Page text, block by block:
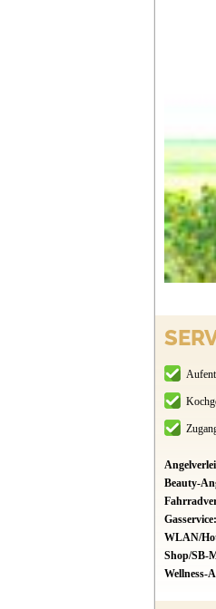
Beauty-
Gasservice:
WLAN/
Shop/SB-
Wellness-